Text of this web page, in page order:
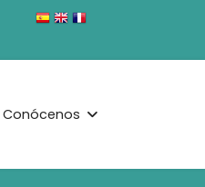
Conócenos